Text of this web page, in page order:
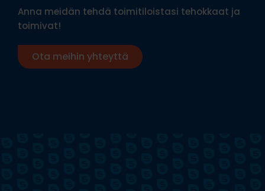
Anna meidän tehdä toimitiloistasi tehokkaat ja
toimivat!
Ota meihin yhteyttä